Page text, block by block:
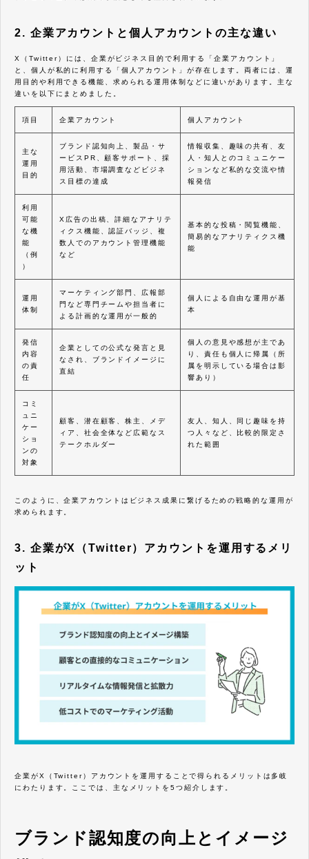
2. 企業アカウントと個人アカウントの主な違い
X（Twitter）には、企業がビジネス目的で利用する「企業アカウント」
と、個人が私的に利用する「個人アカウント」が存在します。両者には、運
用目的や利用できる機能、求められる運用体制などに違いがあります。主な
違いを以下にまとめました。
項目 企業アカウント 個人アカウント
主な
運用
目的
ブランド認知向上、製品・サ
ービスPR、顧客サポート、採
用活動、市場調査などビジネ
ス目標の達成
情報収集、趣味の共有、友
人・知人とのコミュニケー
ションなど私的な交流や情
報発信
利用
可能
な機
能
（例
）
X広告の出稿、詳細なアナリテ
ィクス機能、認証バッジ、複
数人でのアカウント管理機能
など
基本的な投稿・閲覧機能、
簡易的なアナリティクス機
能
運用
体制
マーケティング部門、広報部
門など専門チームや担当者に
よる計画的な運用が一般的
個人による自由な運用が基
本
発信
内容
の責
任
企業としての公式な発言と見
なされ、ブランドイメージに
直結
個人の意見や感想が主であ
り、責任も個人に帰属（所
属を明示している場合は影
響あり）
コミ
ュニ
ケー
ショ
ンの
対象
顧客、潜在顧客、株主、メデ
ィア、社会全体など広範なス
テークホルダー
友人、知人、同じ趣味を持
つ人々など、比較的限定さ
れた範囲
このように、企業アカウントはビジネス成果に繋げるための戦略的な運用が
求められます。
3. 企業がX（Twitter）アカウントを運用するメリ
ット
企業がX（Twitter）アカウントを運用することで得られるメリットは多岐
にわたります。ここでは、主なメリットを5つ紹介します。
ブランド認知度の向上とイメージ